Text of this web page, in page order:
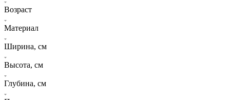
Возраст
Материал
Ширина, см
Высота, см
Глубина, см